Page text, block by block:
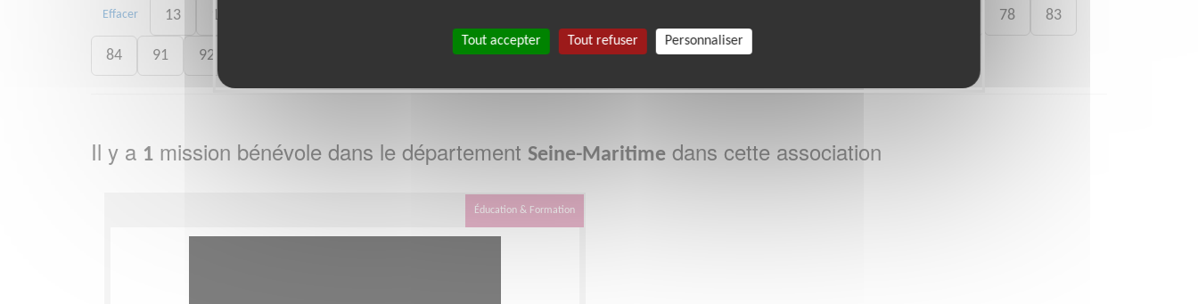
Effacer 13 16 78 83
84 91 92
Il y a 1 mission bénévole dans le département Seine-Maritime dans cette association
Éducation & Formation
Tout accepter Tout refuser Personnaliser